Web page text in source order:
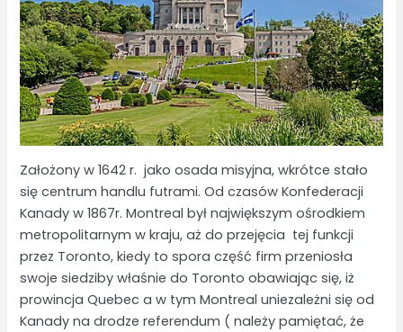
Założony w 1642 r. jako osada misyjna, wkrótce stało
się centrum handlu futrami. Od czasów Konfederacji
Kanady w 1867r. Montreal był największym ośrodkiem
metropolitarnym w kraju, aż do przejęcia tej funkcji
przez Toronto, kiedy to spora część firm przeniosła
swoje siedziby właśnie do Toronto obawiając się, iż
prowincja Quebec a w tym Montreal uniezależni się od
Kanady na drodze referendum ( należy pamiętać, że